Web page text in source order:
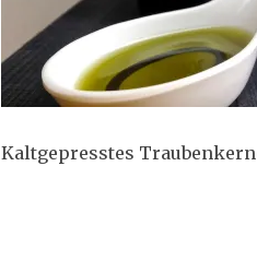
Kaltgepresstes